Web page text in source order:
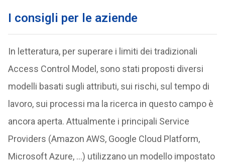
I consigli per le aziende
In letteratura, per superare i limiti dei tradizionali
Access Control Model, sono stati proposti diversi
modelli basati sugli attributi, sui rischi, sul tempo di
lavoro, sui processi ma la ricerca in questo campo è
ancora aperta. Attualmente i principali Service
Providers (Amazon AWS, Google Cloud Platform,
Microsoft Azure, …) utilizzano un modello impostato